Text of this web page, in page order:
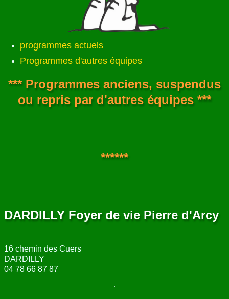
programmes actuels
Programmes d'autres équipes
*** Programmes anciens, suspendus
ou repris par d'autres équipes ***
******
DARDILLY Foyer de vie Pierre d'Arcy
16 chemin des Cuers
DARDILLY
04 78 66 87 87